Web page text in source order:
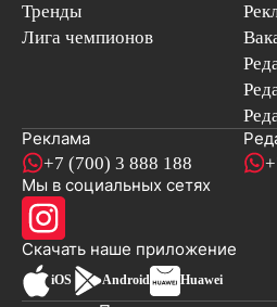
Тренды
Лига чемпионов
Реклама
+7 (700) 3 888 188
Мы в социальных сетях
Скачать наше приложение
iOS Android Huawei